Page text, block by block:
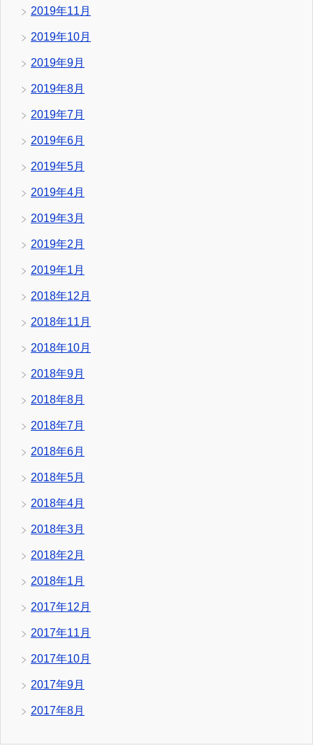
2019年11月
2019年10月
2019年9月
2019年8月
2019年7月
2019年6月
2019年5月
2019年4月
2019年3月
2019年2月
2019年1月
2018年12月
2018年11月
2018年10月
2018年9月
2018年8月
2018年7月
2018年6月
2018年5月
2018年4月
2018年3月
2018年2月
2018年1月
2017年12月
2017年11月
2017年10月
2017年9月
2017年8月